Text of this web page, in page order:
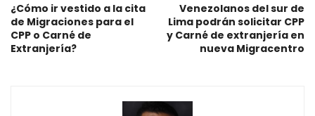
¿Cómo ir vestido a la cita
de Migraciones para el
CPP o Carné de
Extranjería?
Venezolanos del sur de
Lima podrán solicitar CPP
y Carné de extranjería en
nueva Migracentro